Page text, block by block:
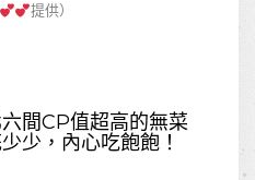
提供）
間CP值超高的無菜
少，內心吃飽飽！